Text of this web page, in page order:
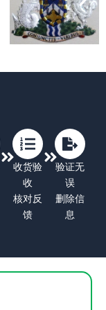
收货验
收
核对反
馈
验证无
误
删除信
息